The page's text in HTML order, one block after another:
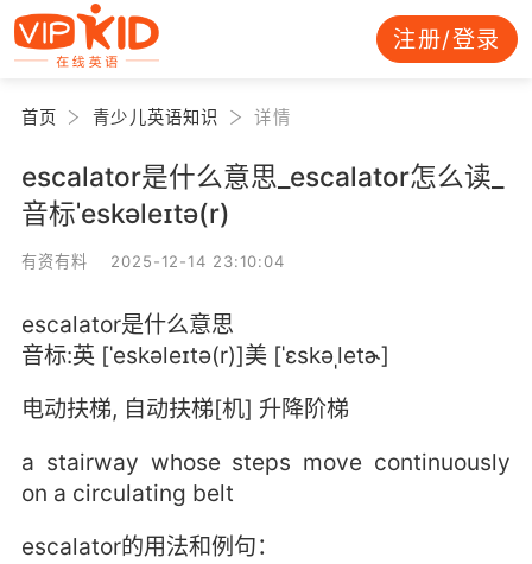
注册/登录
首页 青少儿英语知识 详情
escalator是什么意思_escalator怎么读_
音标ˈeskəleɪtə(r)
有资有料 2025-12-14 23:10:04
escalator是什么意思
音标:英 [ˈeskəleɪtə(r)]美 [ˈɛskəˌletɚ]
电动扶梯, 自动扶梯[机] 升降阶梯
a stairway whose steps move continuously
on a circulating belt
escalator的用法和例句：